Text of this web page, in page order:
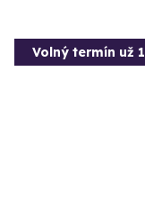
Volný termín už